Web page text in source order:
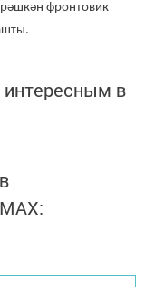
фронтовик
в